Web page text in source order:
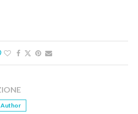
Author